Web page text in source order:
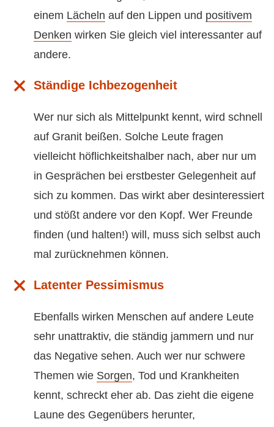
einem Lächeln auf den Lippen und positivem
Denken wirken Sie gleich viel interessanter auf
andere.
Ständige Ichbezogenheit
Wer nur sich als Mittelpunkt kennt, wird schnell
auf Granit beißen. Solche Leute fragen
vielleicht höflichkeitshalber nach, aber nur um
in Gesprächen bei erstbester Gelegenheit auf
sich zu kommen. Das wirkt aber desinteressiert
und stößt andere vor den Kopf. Wer Freunde
finden (und halten!) will, muss sich selbst auch
mal zurücknehmen können.
Latenter Pessimismus
Ebenfalls wirken Menschen auf andere Leute
sehr unattraktiv, die ständig jammern und nur
das Negative sehen. Auch wer nur schwere
Themen wie Sorgen, Tod und Krankheiten
kennt, schreckt eher ab. Das zieht die eigene
Laune des Gegenübers herunter,